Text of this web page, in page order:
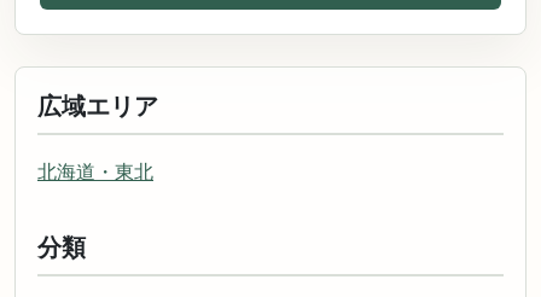
広域エリア
北海道・東北
分類